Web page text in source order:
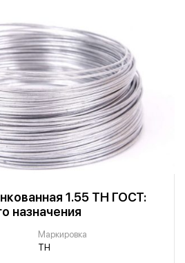
1.55 ТН ГОСТ:
назначения
Маркировка
ТН